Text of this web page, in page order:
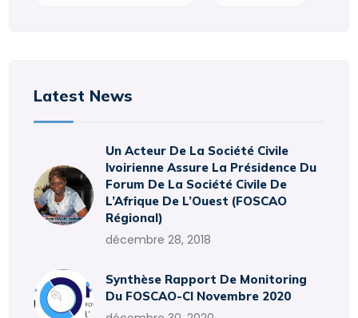
Latest News
Un Acteur De La Société Civile
Ivoirienne Assure La Présidence Du
Forum De La Société Civile De
L’Afrique De L’Ouest (FOSCAO
Régional)
décembre 28, 2018
Synthèse Rapport De Monitoring
Du FOSCAO-CI Novembre 2020